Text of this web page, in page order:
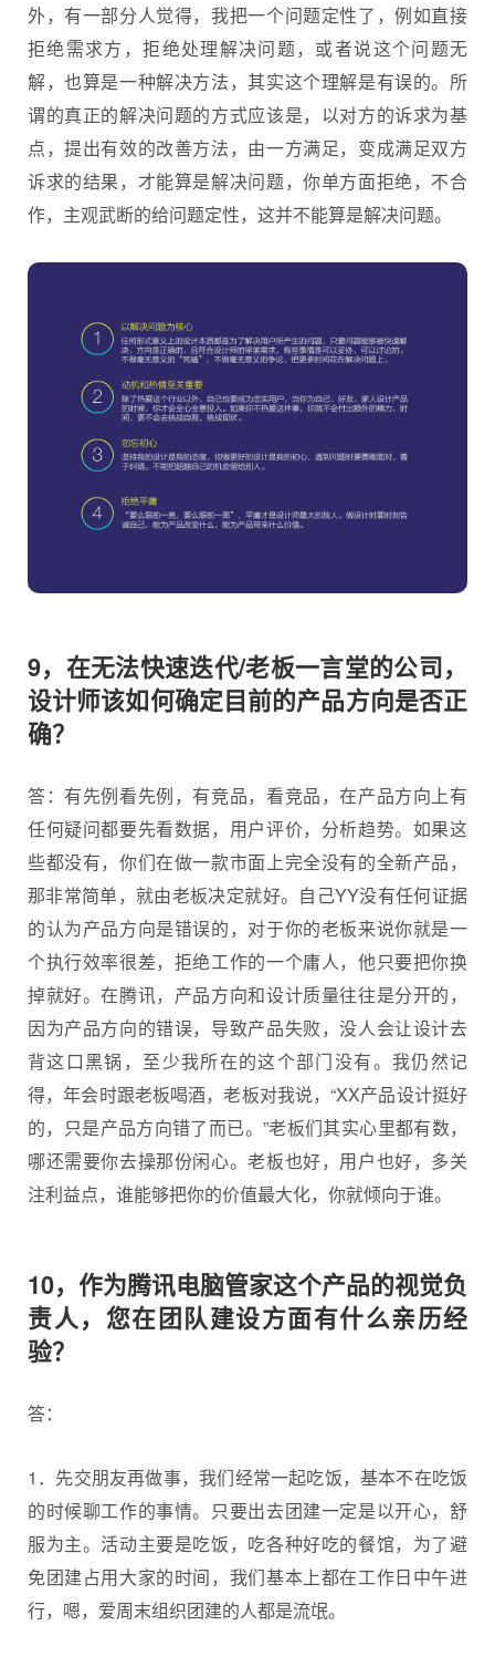
外，有一部分人觉得，我把一个问题定性了，例如直接
拒绝需求方，拒绝处理解决问题，或者说这个问题无
解，也算是一种解决方法，其实这个理解是有误的。所
谓的真正的解决问题的方式应该是，以对方的诉求为基
点，提出有效的改善方法，由一方满足，变成满足双方
诉求的结果，才能算是解决问题，你单方面拒绝，不合
作，主观武断的给问题定性，这并不能算是解决问题。
9，在无法快速迭代/老板一言堂的公司，
设计师该如何确定目前的产品方向是否正
确？
答：有先例看先例，有竞品，看竞品，在产品方向上有
任何疑问都要先看数据，用户评价，分析趋势。如果这
些都没有，你们在做一款市面上完全没有的全新产品，
那非常简单，就由老板决定就好。自己YY没有任何证据
的认为产品方向是错误的，对于你的老板来说你就是一
个执行效率很差，拒绝工作的一个庸人，他只要把你换
掉就好。在腾讯，产品方向和设计质量往往是分开的，
因为产品方向的错误，导致产品失败，没人会让设计去
背这口黑锅，至少我所在的这个部门没有。我仍然记
得，年会时跟老板喝酒，老板对我说，“XX产品设计挺好
的，只是产品方向错了而已。”老板们其实心里都有数，
哪还需要你去操那份闲心。老板也好，用户也好，多关
注利益点，谁能够把你的价值最大化，你就倾向于谁。
10，作为腾讯电脑管家这个产品的视觉负
责人，您在团队建设方面有什么亲历经
验？
答：
1．先交朋友再做事，我们经常一起吃饭，基本不在吃饭
的时候聊工作的事情。只要出去团建一定是以开心，舒
服为主。活动主要是吃饭，吃各种好吃的餐馆，为了避
免团建占用大家的时间，我们基本上都在工作日中午进
行，嗯，爱周末组织团建的人都是流氓。